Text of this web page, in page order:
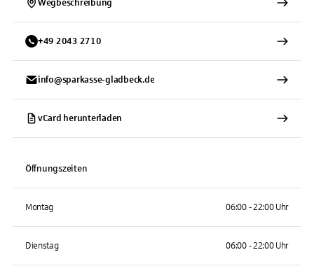
Wegbeschreibung
+49 2043 2710
info@sparkasse-gladbeck.de
vCard herunterladen
Öffnungszeiten
Montag 06:00 - 22:00 Uhr
Dienstag 06:00 - 22:00 Uhr